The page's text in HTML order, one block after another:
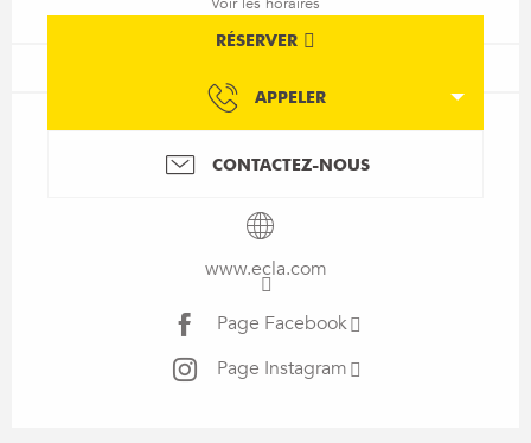
RÉSERVER
APPELER
CONTACTEZ-NOUS
www.ecla.com
Page Facebook
Page Instagram